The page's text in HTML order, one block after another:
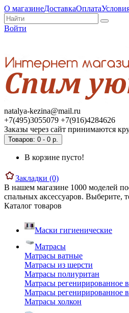
О магазинеДоставкаОплата
Войти
natalya-kezina@mail.ru
+7(495)3055079 +7(916)4284626
Заказы через сайт принимаются
Товаров: 0 - 0 р.
В корзине пусто!
Закладки (0)
В нашем магазине 1000 моделей
спальных аксессуаров. Выберите,
Каталог товаров
Маски гигиенические
Матрасы
Матрасы ватные
Матрасы из шерсти
Матрасы полиуритан
Матрасы регенирированное
Матрасы регенирированное
Матрасы холкон